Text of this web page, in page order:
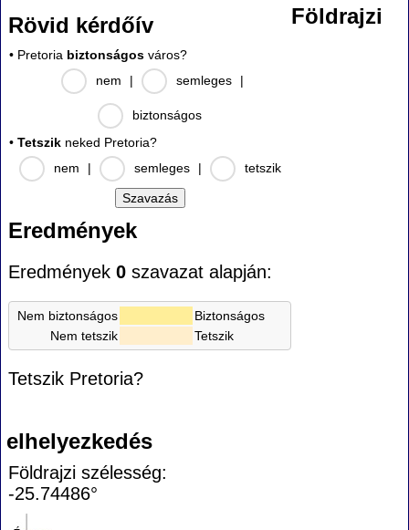
Rövid kérdőív
• Pretoria biztonságos város?
nem
| semleges |
biztonságos
• Tetszik neked Pretoria?
nem
| semleges | tetszik
Eredmények
Eredmények 0 szavazat alapján:
Nem biztonságos
Biztonságos
Nem tetszik
Tetszik
Tetszik Pretoria?
Földrajzi
elhelyezkedés
Földrajzi szélesség:
-25.74486°